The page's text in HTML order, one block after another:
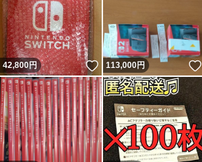
42,800円 いいね！
113,000円